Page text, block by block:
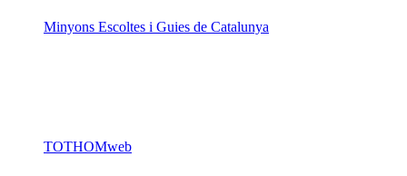
Minyons Escoltes i Guies de Catalunya
TOTHOMweb